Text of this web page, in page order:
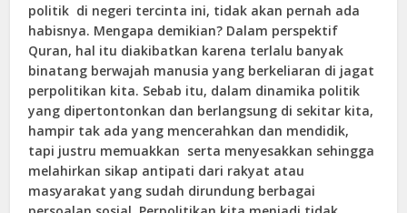
politik di negeri tercinta ini, tidak akan pernah ada
habisnya. Mengapa demikian? Dalam perspektif
Quran, hal itu diakibatkan karena terlalu banyak
binatang berwajah manusia yang berkeliaran di jagat
perpolitikan kita. Sebab itu, dalam dinamika politik
yang dipertontonkan dan berlangsung di sekitar kita,
hampir tak ada yang mencerahkan dan mendidik,
tapi justru memuakkan serta menyesakkan sehingga
melahirkan sikap antipati dari rakyat atau
masyarakat yang sudah dirundung berbagai